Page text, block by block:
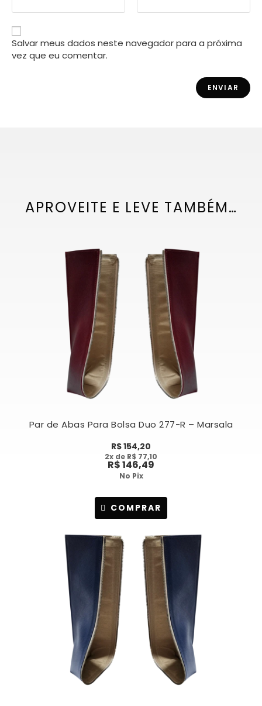
Salvar meus dados neste navegador para a próxima
vez que eu comentar.
APROVEITE E LEVE TAMBÉM…
Par de Abas Para Bolsa Duo 277-R – Marsala
R$146,49
No Pix
R$154,20
2x de R$ 77,10
COMPRAR